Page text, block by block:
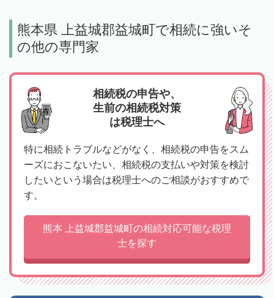
熊本県 上益城郡益城町で相続に強いそ
の他の専門家
相続税の申告や、
生前の相続税対策
は税理士へ
特に相続トラブルなどがなく、相続税の申告をスム
ーズにおこないたい、相続税の支払いや対策を検討
したいという場合は税理士へのご相談がおすすめで
す。
熊本 上益城郡益城町の相続対応可能な税理
士を探す